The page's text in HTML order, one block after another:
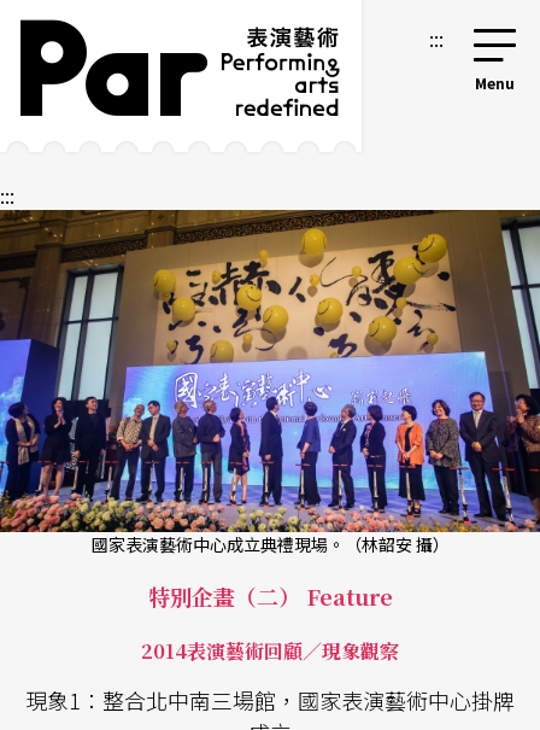
跳到主要內容區塊
網站導覽 :::
:::
國家表演藝術中心成立典禮現場。（林韶安 攝）
特別企畫（二） Feature
2014表演藝術回顧／現象觀察
現象1：整合北中南三場館，國家表演藝術中心掛牌